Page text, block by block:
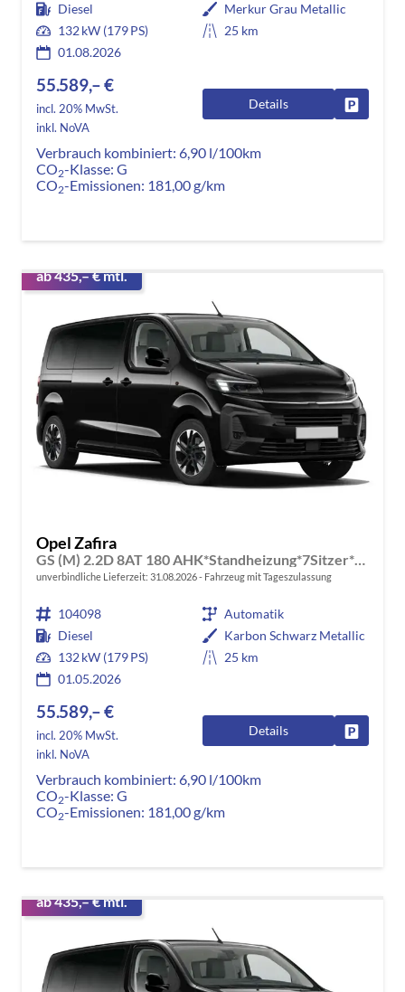
Diesel
Merkur Grau Metallic
132 kW (179 PS)
25 km
01.08.2026
55.589,– €
incl. 20% MwSt.
inkl. NoVA
Details
Verbrauch kombiniert: 6,90 l/100km
CO2-Klasse: G
CO2-Emissionen: 181,00 g/km
ab 435,– € mtl.
Opel Zafira
GS (M) 2.2D 8AT 180 AHK*Standheizung*7Sitzer*Leder*Android Auto*Navi*SHZ*Kamera
unverbindliche Lieferzeit: 31.08.2026 Fahrzeug mit Tageszulassung
104098
Automatik
Diesel
Karbon Schwarz Metallic
132 kW (179 PS)
25 km
01.05.2026
55.589,– €
incl. 20% MwSt.
inkl. NoVA
Details
Verbrauch kombiniert: 6,90 l/100km
CO2-Klasse: G
CO2-Emissionen: 181,00 g/km
ab 435,– € mtl.